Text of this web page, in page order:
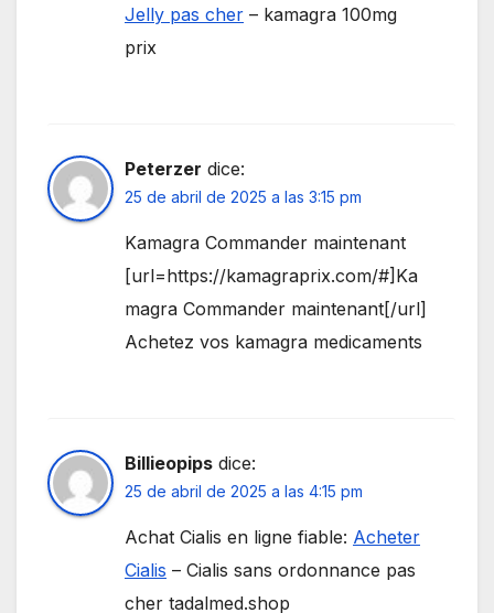
Jelly pas cher – kamagra 100mg
prix
Peterzer dice:
25 de abril de 2025 a las 3:15 pm
Kamagra Commander maintenant
[url=https://kamagraprix.com/#]Ka
magra Commander maintenant[/url]
Achetez vos kamagra medicaments
Billieopips dice:
25 de abril de 2025 a las 4:15 pm
Achat Cialis en ligne fiable: Acheter
Cialis – Cialis sans ordonnance pas
cher tadalmed.shop